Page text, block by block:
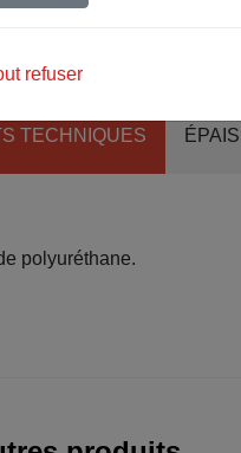
TECHNIQUES
polyuréthane.
refuser